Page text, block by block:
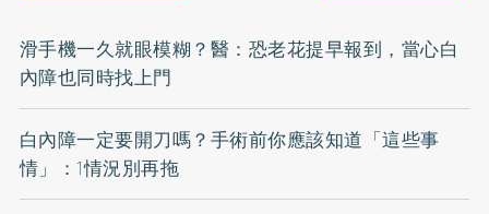
滑手機一久就眼模糊？醫：恐老花提早報到，當心白
內障也同時找上門
白內障一定要開刀嗎？手術前你應該知道「這些事
情」：1情況別再拖